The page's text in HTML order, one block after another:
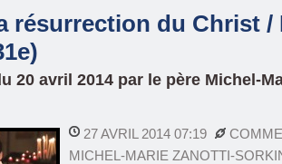
résurrection du Christ /
20 avril 2014 par le père Michel-
27 AVRIL 2014 07:19
MICHEL-MARIE ZANOTTI-